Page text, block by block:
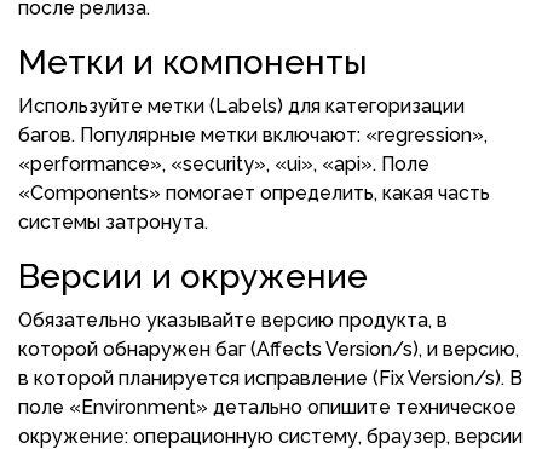
после релиза.
Метки и компоненты
Используйте метки (Labels) для категоризации
багов. Популярные метки включают: «regression»,
«performance», «security», «ui», «api». Поле
«Components» помогает определить, какая часть
системы затронута.
Версии и окружение
Обязательно указывайте версию продукта, в
которой обнаружен баг (Affects Version/s), и версию,
в которой планируется исправление (Fix Version/s). В
поле «Environment» детально опишите техническое
окружение: операционную систему, браузер, версии